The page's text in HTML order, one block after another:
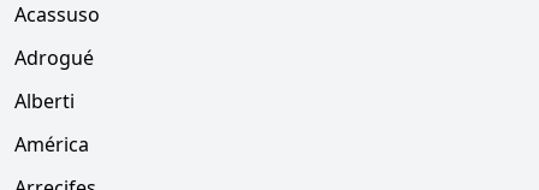
Acassuso
Adrogué
Alberti
América